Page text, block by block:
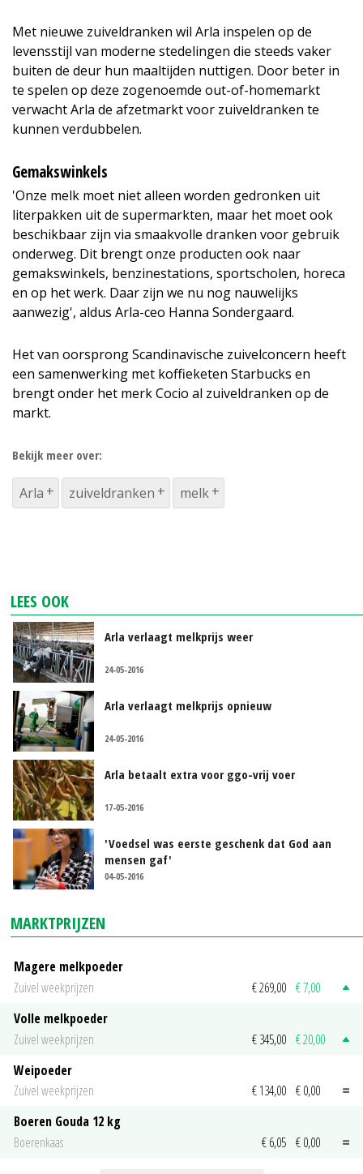
Met nieuwe zuiveldranken wil Arla inspelen op de
levensstijl van moderne stedelingen die steeds vaker
buiten de deur hun maaltijden nuttigen. Door beter in
te spelen op deze zogenoemde out-of-homemarkt
verwacht Arla de afzetmarkt voor zuiveldranken te
kunnen verdubbelen.
Gemakswinkels
'Onze melk moet niet alleen worden gedronken uit
literpakken uit de supermarkten, maar het moet ook
beschikbaar zijn via smaakvolle dranken voor gebruik
onderweg. Dit brengt onze producten ook naar
gemakswinkels, benzinestations, sportscholen, horeca
en op het werk. Daar zijn we nu nog nauwelijks
aanwezig', aldus Arla-ceo Hanna Sondergaard.
Het van oorsprong Scandinavische zuivelconcern heeft
een samenwerking met koffieketen Starbucks en
brengt onder het merk Cocio al zuiveldranken op de
markt.
Bekijk meer over:
Arla zuiveldranken melk
LEES OOK
Arla verlaagt melkprijs weer
24-05-2016
Arla verlaagt melkprijs opnieuw
24-05-2016
Arla betaalt extra voor ggo-vrij voer
17-05-2016
'Voedsel was eerste geschenk dat God aan
mensen gaf'
04-05-2016
MARKTPRIJZEN
Magere melkpoeder
Zuivel weekprijzen
€ 269,00 € 7,00
Volle melkpoeder
Zuivel weekprijzen
€ 345,00 € 20,00
Weipoeder
Zuivel weekprijzen
€ 134,00 € 0,00
Boeren Gouda 12 kg
Boerenkaas
€ 6,05 € 0,00